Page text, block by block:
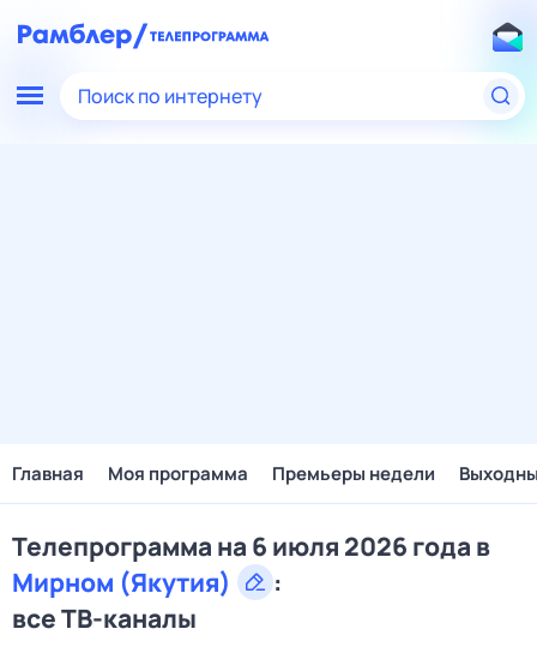
Поиск по интернету
Главная Моя программа Премьеры недели
Телепрограмма на 6 июля 2026 года в
Мирном (Якутия)
:
все ТВ-каналы